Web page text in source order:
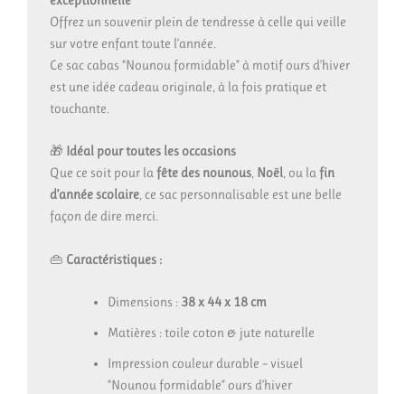
Offrez un souvenir plein de tendresse à celle qui veille
sur votre enfant toute l’année.
Ce sac cabas “Nounou formidable” à motif ours d’hiver
est une idée cadeau originale, à la fois pratique et
touchante.
🎁 Idéal pour toutes les occasions
Que ce soit pour lafête des nounous, Noël, ou lafin
d’année scolaire, ce sac personnalisable est une belle
façon de dire merci.
👜 Caractéristiques :
Dimensions : 38 x 44 x 18 cm
Matières : toile coton & jute naturelle
Impression couleur durable – visuel
“Nounou formidable” ours d’hiver